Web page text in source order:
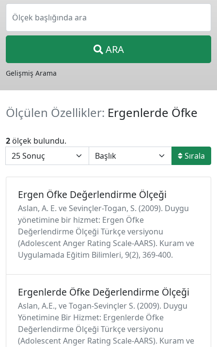
Ölçek başlığında ara
ARA
Gelişmiş Arama
Ölçülen Özellikler: Ergenlerde Öfke
2 ölçek bulundu.
Sırala
Ergen Öfke Değerlendirme Ölçeği
Aslan, A. E. ve Sevinçler-Togan, S. (2009). Duygu
yönetimine bir hizmet: Ergen Öfke
Değerlendirme Ölçeği Türkçe versiyonu
(Adolescent Anger Rating Scale-AARS). Kuram ve
Uygulamada Eğitim Bilimleri, 9(2), 369-400.
Ergenlerde Öfke Değerlendirme Ölçeği
Aslan, A.E., ve Togan-Sevinçler S. (2009). Duygu
Yönetimine Bir Hizmet: Ergenlerde Öfke
Değerlendirme Ölçeği Türkçe versiyonu
(Adolescent Anger Rating Scale-AARS). Kuram ve